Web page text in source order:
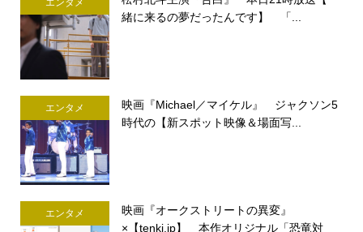
エンタメ
緒に来るの夢だったんです】 「...
エンタメ
映画『Michael／マイケル』 ジャクソン5
時代の【新スポット映像＆場面写...
エンタメ
映画『オークストリートの異変』
×【tenki.jp】 本作オリジナル「恐竜対